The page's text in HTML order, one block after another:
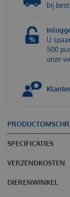
bij
U
500
onze
SPECIFICATIES
VERZENDKOSTEN
DIERENWINKEL